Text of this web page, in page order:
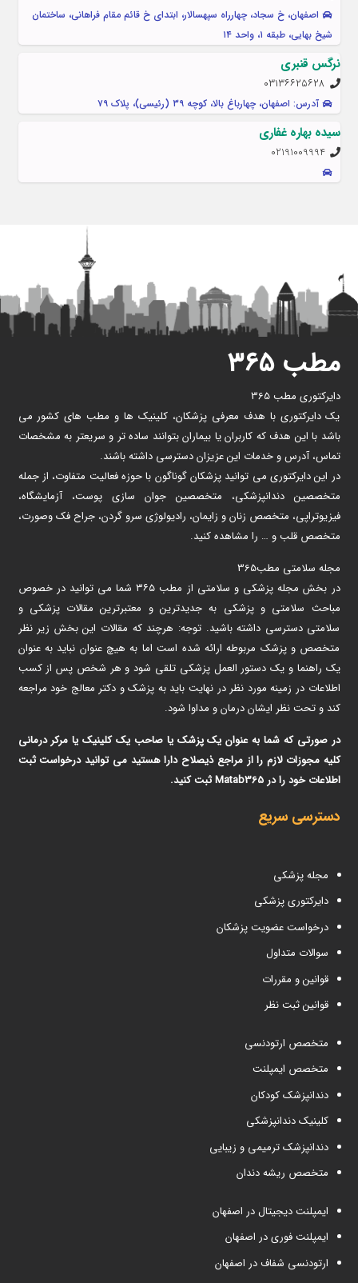
اصفهان، خ سجاد، چهارراه سپهسالار، ابتدای خ قائم مقام فراهانی، ساختمان
شیخ بهایی، طبقه ۱، واحد ۱۴
نرگس قنبری
۰۳۱۳۶۶۲۵۶۲۸
آدرس: اصفهان، چهارباغ بالا، کوچه ۳۹ (رئیسی)، پلاک ۷۹
سیده بهاره غفاری
02191009994
مطب ۳۶۵
دایرکتوری مطب 365
یک دایرکتوری با هدف معرفی پزشکان، کلینیک ها و مطب های کشور می
باشد با این هدف که کاربران یا بیماران بتوانند ساده تر و سریعتر به مشخصات
تماس، آدرس و خدمات این عزیزان دسترسی داشته باشند.
در این دایرکتوری می توانید پزشکان گوناگون با حوزه فعالیت متفاوت، از جمله
متخصصین دندانپزشکی، متخصصین جوان سازی پوست، آزمایشگاه،
فیزیوتراپی، متخصص زنان و زایمان، رادیولوژی سرو گردن، جراح فک وصورت،
متخصص قلب و … را مشاهده کنید.
مجله سلامتی مطب365
در بخش مجله پزشکی و سلامتی از مطب ۳۶۵ شما می توانید در خصوص
مباحث سلامتی و پزشکی به جدیدترین و معتبرترین مقالات پزشکی و
سلامتی دسترسی داشته باشید. توجه: هرچند که مقالات این بخش زیر نظر
متخصص و پزشک مربوطه ارائه شده است اما به هیچ عنوان نباید به عنوان
یک راهنما و یک دستور العمل پزشکی تلقی شود و هر شخص پس از کسب
اطلاعات در زمینه مورد نظر در نهایت باید به پزشک و دکتر معالج خود مراجعه
کند و تحت نظر ایشان درمان و مداوا شود.
در صورتی که شما به عنوان یک پزشک یا صاحب یک کلینیک یا مرکر درمانی
کلیه مجوزات لازم را از مراجع ذیصلاح دارا هستید می توانید درخواست ثبت
اطلاعات خود را در Matab365 ثبت کنید.
دسترسی سریع
مجله پزشکی
دایرکتوری پزشکی
درخواست عضویت پزشکان
سوالات متداول
قوانین و مقررات
قوانین ثبت نظر
متخصص ارتودنسی
متخصص ایمپلنت
دندانپزشک کودکان
کلینیک دندانپزشکی
دندانپزشک ترمیمی و زیبایی
متخصص ریشه دندان
ایمپلنت دیجیتال در اصفهان
ایمپلنت فوری در اصفهان
ارتودنسی شفاف در اصفهان